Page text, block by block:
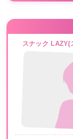
スナック LAZY(